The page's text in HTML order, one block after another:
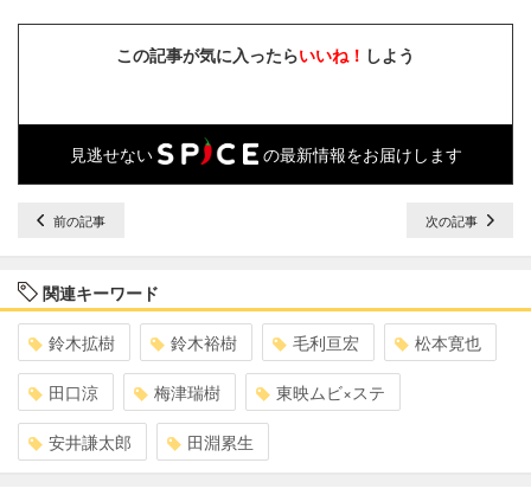
この記事が気に入ったらいいね！ しよう
見逃せない の最新情報をお届けします
前の記事 次の記事
関連キーワード
鈴木拡樹 鈴木裕樹 毛利亘宏 松本寛也
田口涼 梅津瑞樹 東映ムビ×ステ
安井謙太郎 田淵累生